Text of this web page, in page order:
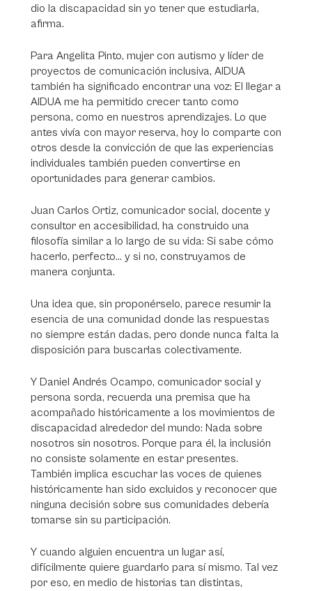
dio la discapacidad sin yo tener que estudiarla,
afirma.
Para Angelita Pinto, mujer con autismo y líder de
proyectos de comunicación inclusiva, AIDUA
también ha significado encontrar una voz: El llegar a
AIDUA me ha permitido crecer tanto como
persona, como en nuestros aprendizajes. Lo que
antes vivía con mayor reserva, hoy lo comparte con
otros desde la convicción de que las experiencias
individuales también pueden convertirse en
oportunidades para generar cambios.
Juan Carlos Ortiz, comunicador social, docente y
consultor en accesibilidad, ha construido una
filosofía similar a lo largo de su vida: Si sabe cómo
hacerlo, perfecto… y si no, construyamos de
manera conjunta.
Una idea que, sin proponérselo, parece resumir la
esencia de una comunidad donde las respuestas
no siempre están dadas, pero donde nunca falta la
disposición para buscarlas colectivamente.
Y Daniel Andrés Ocampo, comunicador social y
persona sorda, recuerda una premisa que ha
acompañado históricamente a los movimientos de
discapacidad alrededor del mundo: Nada sobre
nosotros sin nosotros. Porque para él, la inclusión
no consiste solamente en estar presentes.
También implica escuchar las voces de quienes
históricamente han sido excluidos y reconocer que
ninguna decisión sobre sus comunidades debería
tomarse sin su participación.
Y cuando alguien encuentra un lugar así,
difícilmente quiere guardarlo para sí mismo. Tal vez
por eso, en medio de historias tan distintas,